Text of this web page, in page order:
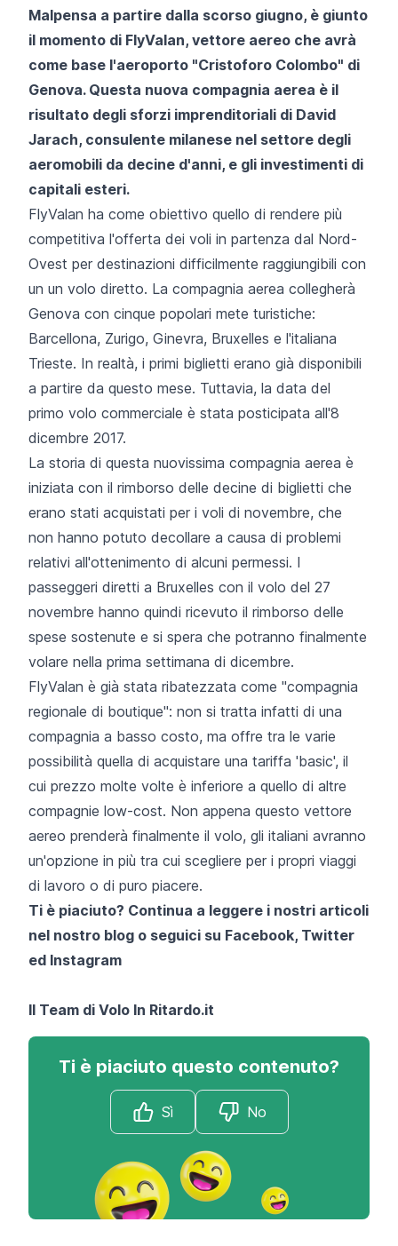
Malpensa a partire dalla scorso giugno, è giunto
il momento di FlyValan, vettore aereo che avrà
come base l'aeroporto "Cristoforo Colombo" di
Genova. Questa nuova compagnia aerea è il
risultato degli sforzi imprenditoriali di David
Jarach, consulente milanese nel settore degli
aeromobili da decine d'anni, e gli investimenti di
capitali esteri.
FlyValan ha come obiettivo quello di rendere più
competitiva l'offerta dei voli in partenza dal Nord-
Ovest per destinazioni difficilmente raggiungibili con
un un volo diretto. La compagnia aerea collegherà
Genova con cinque popolari mete turistiche:
Barcellona, Zurigo, Ginevra, Bruxelles e l'italiana
Trieste. In realtà, i primi biglietti erano già disponibili
a partire da questo mese. Tuttavia, la data del
primo volo commerciale è stata posticipata all'8
dicembre 2017.
La storia di questa nuovissima compagnia aerea è
iniziata con il rimborso delle decine di biglietti che
erano stati acquistati per i voli di novembre, che
non hanno potuto decollare a causa di problemi
relativi all'ottenimento di alcuni permessi. I
passeggeri diretti a Bruxelles con il volo del 27
novembre hanno quindi ricevuto il rimborso delle
spese sostenute e si spera che potranno finalmente
volare nella prima settimana di dicembre.
FlyValan è già stata ribatezzata come "compagnia
regionale di boutique": non si tratta infatti di una
compagnia a basso costo, ma offre tra le varie
possibilità quella di acquistare una tariffa 'basic', il
cui prezzo molte volte è inferiore a quello di altre
compagnie low-cost. Non appena questo vettore
aereo prenderà finalmente il volo, gli italiani avranno
un'opzione in più tra cui scegliere per i propri viaggi
di lavoro o di puro piacere.
Ti è piaciuto? Continua a leggere i nostri articoli
nel nostro blog o seguici su Facebook, Twitter
ed Instagram
Il Team di Volo In Ritardo.it
Ti è piaciuto questo contenuto?
Sì No